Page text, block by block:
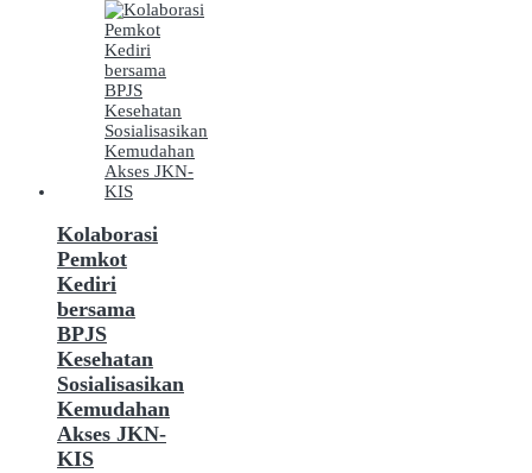
Kolaborasi
Pemkot
Kediri
bersama
BPJS
Kesehatan
Sosialisasikan
Kemudahan
Akses JKN-
KIS